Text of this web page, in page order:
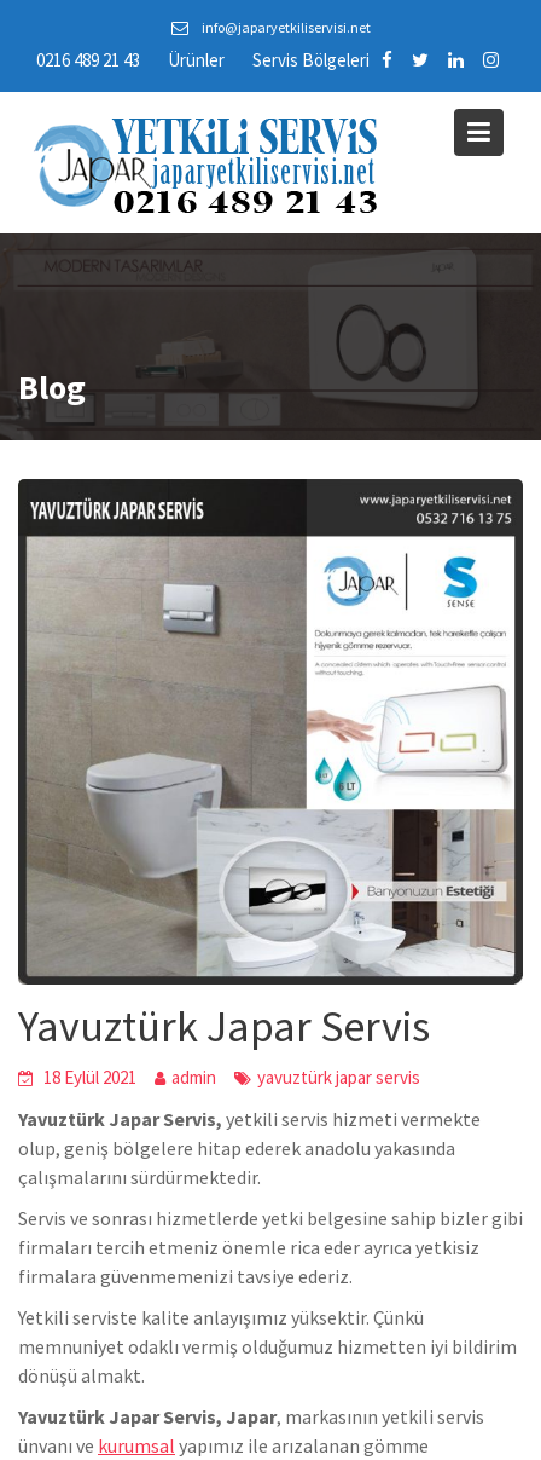
content
info@japaryetkiliservisi.net
0216 489 21 43 Ürünler Servis Bölgeleri
Blog
Yavuztürk Japar Servis
18 Eylül 2021 admin yavuztürk japar servis
Yavuztürk Japar Servis, yetkili servis hizmeti vermekte
olup, geniş bölgelere hitap ederek anadolu yakasında
çalışmalarını sürdürmektedir.
Servis ve sonrası hizmetlerde yetki belgesine sahip bizler gibi
firmaları tercih etmeniz önemle rica eder ayrıca yetkisiz
firmalara güvenmemenizi tavsiye ederiz.
Yetkili serviste kalite anlayışımız yüksektir. Çünkü
memnuniyet odaklı vermiş olduğumuz hizmetten iyi bildirim
dönüşü almakt.
Yavuztürk Japar Servis, Japar, markasının yetkili servis
ünvanı ve kurumsal yapımız ile arızalanan gömme